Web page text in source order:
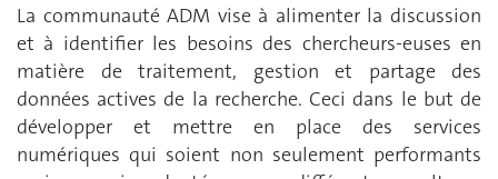
La communauté ADM vise à alimenter la discussion
et à identifier les besoins des chercheurs-euses en
matière de traitement, gestion et partage des
données actives de la recherche. Ceci dans le but de
développer et mettre en place des services
numériques qui soient non seulement performants